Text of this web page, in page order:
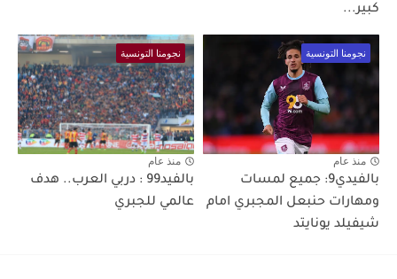
كبير...
نجومنا التونسية
منذ عام
بالفيدي9: جميع لمسات
ومهارات حنبعل المجبري امام
شيفيلد يونايتد
نجومنا التونسية
منذ عام
بالفيد99 : دربي العرب.. هدف
عالمي للجبري